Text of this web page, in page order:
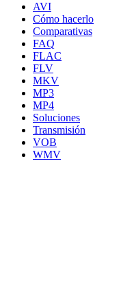
AVI
Cómo hacerlo
Comparativas
FAQ
FLAC
FLV
MKV
MP3
MP4
Soluciones
Transmisión
VOB
WMV